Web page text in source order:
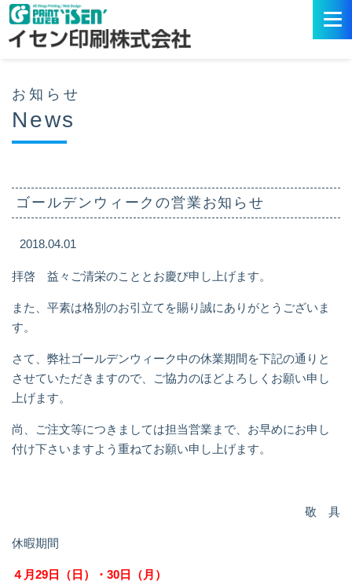
お知らせ
News
ゴールデンウィークの営業お知らせ
2018.04.01
拝啓 益々ご清栄のこととお慶び申し上げます。
また、平素は格別のお引立てを賜り誠にありがとうございま
す。
さて、弊社ゴールデンウィーク中の休業期間を下記の通りと
させていただきますので、ご協力のほどよろしくお願い申し
上げます。
尚、ご注文等につきましては担当営業まで、お早めにお申し
付け下さいますよう重ねてお願い申し上げます。
敬 具
休暇期間
４月29日（日）・30日（月）